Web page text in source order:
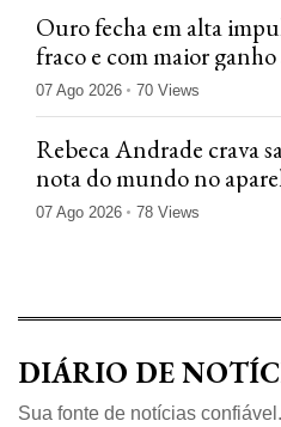
Ouro fecha em alta
fraco e com maior
07 Ago 2026 70 Views
Rebeca Andrade crava
nota do mundo no
07 Ago 2026 78 Views
DIÁRIO DE
Sua fonte de notícias